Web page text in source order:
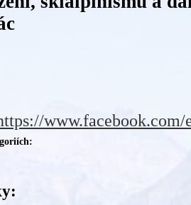
www.facebook.com/